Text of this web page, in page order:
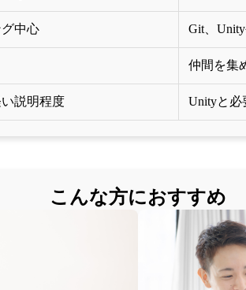
中心 Git、
仲間を集
説明程度 Unityと必
こんな方におすすめ